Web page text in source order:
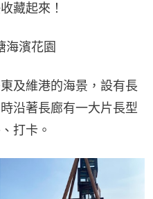
藏起來！
海濱花園
及維港的海景，設有長
沿著長廊有一大片長型
打卡。